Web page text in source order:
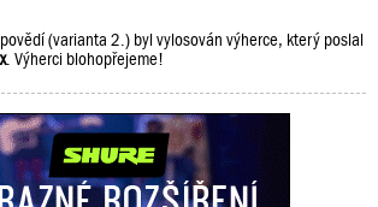
(varianta 2.) byl vylosován výherce, který poslal
. Výherci blohopřejeme!